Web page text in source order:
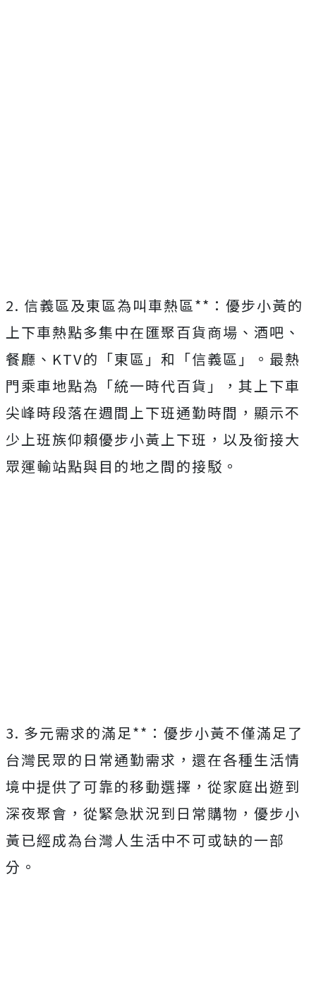
2. 信義區及東區為叫車熱區**：優步小黃的
上下車熱點多集中在匯聚百貨商場、酒吧、
餐廳、KTV的「東區」和「信義區」。最熱
門乘車地點為「統一時代百貨」，其上下車
尖峰時段落在週間上下班通勤時間，顯示不
少上班族仰賴優步小黃上下班，以及銜接大
眾運輸站點與目的地之間的接駁。
3. 多元需求的滿足**：優步小黃不僅滿足了
台灣民眾的日常通勤需求，還在各種生活情
境中提供了可靠的移動選擇，從家庭出遊到
深夜聚會，從緊急狀況到日常購物，優步小
黃已經成為台灣人生活中不可或缺的一部
分。